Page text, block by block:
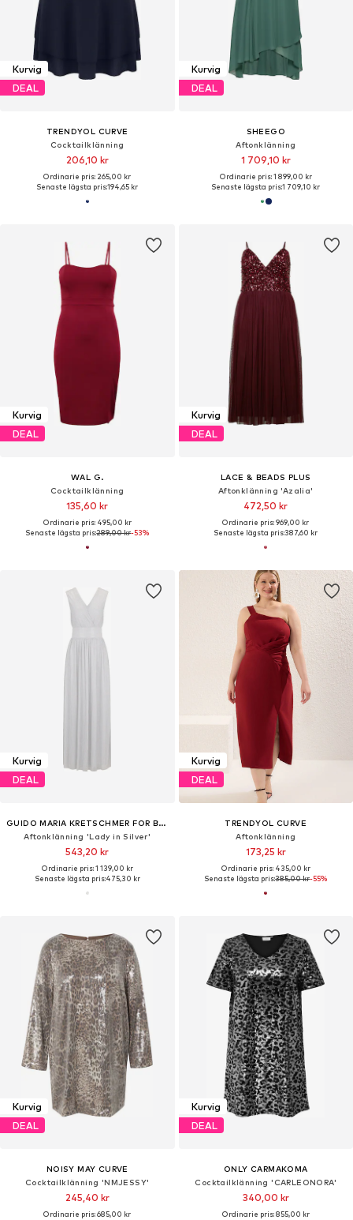
Kurvig
DEAL
TRENDYOL CURVE
Cocktailklänning
206,10 kr
Ordinarie pris: 265,00 kr
Senaste lägsta pris:194,65 kr
Kurvig
DEAL
SHEEGO
Aftonklänning
1 709,10 kr
Ordinarie pris: 1 899,00 kr
Senaste lägsta pris:1 709,10 kr
Kurvig
DEAL
WAL G.
Cocktailklänning
135,60 kr
Ordinarie pris: 495,00 kr
Senaste lägsta pris:289,00 kr-53%
Kurvig
DEAL
LACE & BEADS PLUS
Aftonklänning 'Azalia'
472,50 kr
Ordinarie pris: 969,00 kr
Senaste lägsta pris:387,60 kr
Kurvig
DEAL
GUIDO MARIA KRETSCHMER FOR BRIDGERTON
Aftonklänning 'Lady in Silver'
543,20 kr
Ordinarie pris: 1 139,00 kr
Senaste lägsta pris:475,30 kr
Kurvig
DEAL
TRENDYOL CURVE
Aftonklänning
173,25 kr
Ordinarie pris: 435,00 kr
Senaste lägsta pris:385,00 kr-55%
Kurvig
DEAL
NOISY MAY CURVE
Cocktailklänning 'NMJESSY'
245,40 kr
Ordinarie pris: 685,00 kr
Kurvig
DEAL
ONLY CARMAKOMA
Cocktailklänning 'CARLEONORA'
340,00 kr
Ordinarie pris: 855,00 kr